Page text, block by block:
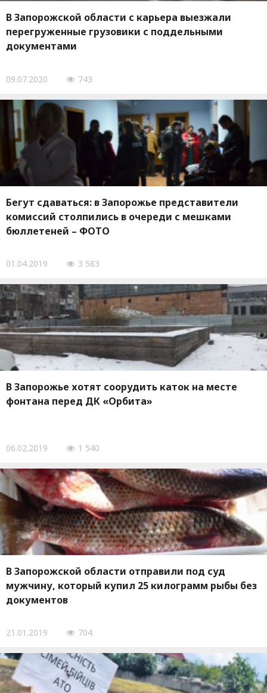
В Запорожской области с карьера выезжали
перегруженные грузовики с поддельными
документами
09.07.2020 743
Бегут сдаваться: в Запорожье представители
комиссий столпились в очереди с мешками
бюллетеней – ФОТО
01.04.2019 3 583
В Запорожье хотят соорудить каток на месте
фонтана перед ДК «Орбита»
06.02.2019 1 540
В Запорожской области отправили под суд
мужчину, который купил 25 килограмм рыбы без
документов
21.01.2019 704